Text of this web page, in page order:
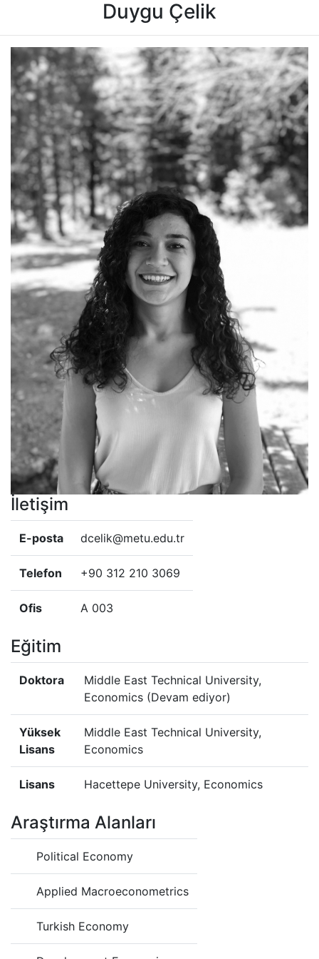
Duygu Çelik
İletişim
E-posta dcelik@metu.edu.tr
Telefon +90 312 210 3069
Ofis A 003
Eğitim
Doktora
Middle East Technical University,
Economics (Devam ediyor)
Yüksek
Lisans
Middle East Technical University,
Economics
Lisans Hacettepe University, Economics
Araştırma Alanları
Political Economy
Applied Macroeconometrics
Turkish Economy